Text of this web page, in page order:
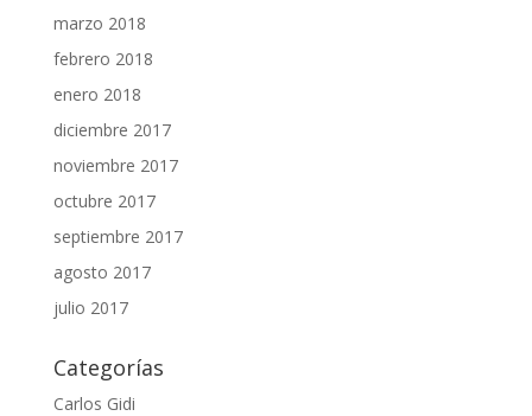
marzo 2018
febrero 2018
enero 2018
diciembre 2017
noviembre 2017
octubre 2017
septiembre 2017
agosto 2017
julio 2017
Categorías
Carlos Gidi